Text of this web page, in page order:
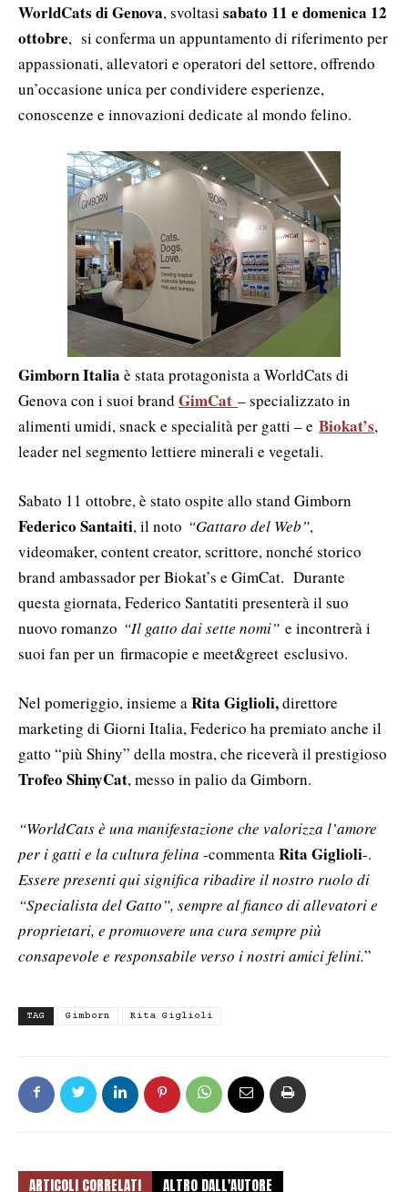
WorldCats di Genova, svoltasi sabato 11 e domenica 12
ottobre, si conferma un appuntamento di riferimento per
appassionati, allevatori e operatori del settore, offrendo
un’occasione unica per condividere esperienze,
conoscenze e innovazioni dedicate al mondo felino.
Gimborn Italia è stata protagonista a WorldCats di
Genova con i suoi brand GimCat – specializzato in
alimenti umidi, snack e specialità per gatti – e Biokat’s,
leader nel segmento lettiere minerali e vegetali.
Sabato 11 ottobre, è stato ospite allo stand Gimborn
Federico Santaiti, il noto “Gattaro del Web”,
videomaker, content creator, scrittore, nonché storico
brand ambassador per Biokat’s e GimCat. Durante
questa giornata, Federico Santatiti presenterà il suo
nuovo romanzo “Il gatto dai sette nomi” e incontrerà i
suoi fan per un firmacopie e meet&greet esclusivo.
Nel pomeriggio, insieme aRita Giglioli,direttore
marketing di Giorni Italia, Federico ha premiato anche il
gatto “più Shiny” della mostra, che riceverà il prestigioso
Trofeo ShinyCat, messo in palio da Gimborn.
“WorldCats è una manifestazione che valorizza l’amore
per i gatti e la cultura felina -commentaRita Giglioli-.
Essere presenti qui significa ribadire il nostro ruolo di
“Specialista del Gatto”, sempre al fianco di allevatori e
proprietari, e promuovere una cura sempre più
consapevole e responsabile verso i nostri amici felini.”
TAG Gimborn Rita Giglioli
ARTICOLI CORRELATI ALTRO DALL'AUTORE